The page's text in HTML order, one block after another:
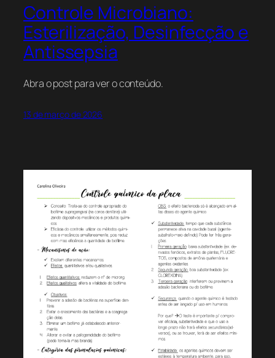
Controle Microbiano:
Esterilização, Desinfecção e
Antissepsia
Abra o post para ver o conteúdo.
13 de março de 2026